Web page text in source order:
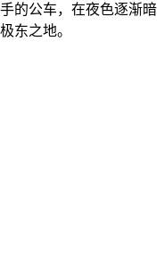
的公车，在夜色逐渐暗
东之地。